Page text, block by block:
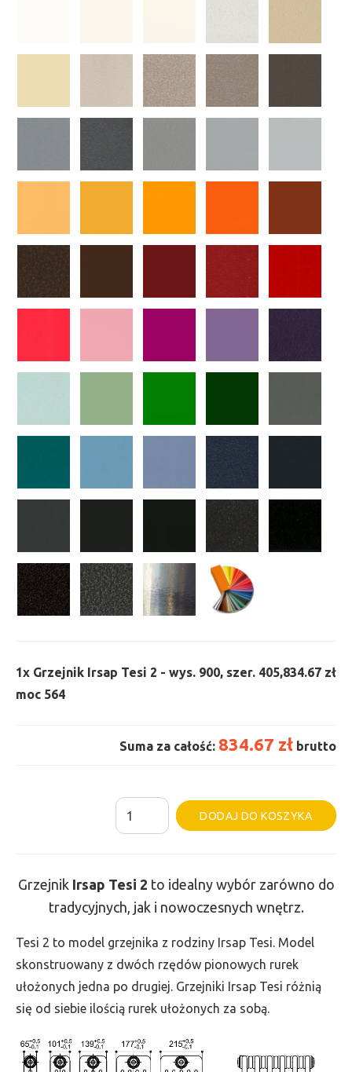
1x Grzejnik Irsap Tesi 2 - wys. 900, szer. 405,
moc 564
834.67 zł
Suma za całość: 834.67 zł brutto
ilość
Grzejnik
-
wys.
900,
szer.
405,
564
DODAJ DO KOSZYKA
Grzejnik Irsap Tesi 2 to idealny wybór zarówno do
tradycyjnych, jak i nowoczesnych wnętrz.
Tesi 2 to model grzejnika z rodziny Irsap Tesi. Model
skonstruowany z dwóch rzędów pionowych rurek
ułożonych jedna po drugiej. Grzejniki Irsap Tesi różnią
się od siebie ilością rurek ułożonych za sobą.